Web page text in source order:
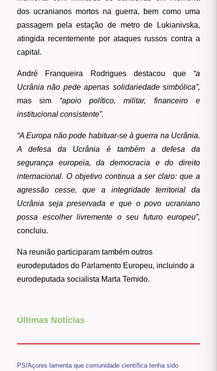
dos ucranianos mortos na guerra, bem como uma
passagem pela estação de metro de Lukianivska,
atingida recentemente por ataques russos contra a
capital.
André Franqueira Rodrigues destacou que“a
Ucrânia não pede apenas solidariedade simbólica”,
mas sim “apoio político, militar, financeiro e
institucional consistente”.
“A Europa não pode habituar-se à guerra na Ucrânia.
A defesa da Ucrânia é também a defesa da
segurança europeia, da democracia e do direito
internacional. O objetivo continua a ser claro: que a
agressão cesse, que a integridade territorial da
Ucrânia seja preservada e que o povo ucraniano
possa escolher livremente o seu futuro europeu”,
concluiu.
Na reunião participaram também outros
eurodeputados do Parlamento Europeu, incluindo a
eurodeputada socialista Marta Temido.
Últimas Notícias
PS/Açores lamenta que comunidade científica tenha sido